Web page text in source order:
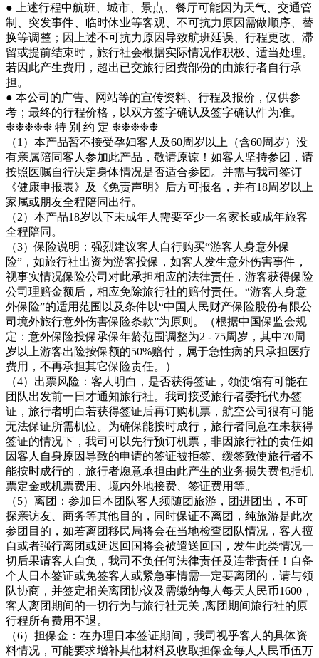
● 上述行程中航班、城市、景点、餐厅可能因为天气、交通管
制、突发事件、临时休业等客观、不可抗力原因需做顺序、替
换等调整；因上述不可抗力原因导致航班延误、行程更改、滞
留或提前结束时，旅行社会根据实际情况作积极、适当处理。
若因此产生费用，超出已交旅行团费部份的由旅行者自行承
担。
● 本公司的广告、网站等的宣传资料、行程及报价，仅供参
考；最终的行程价格，以双方签字确认及签字确认件为准。
❉❉❉❉❉ 特 别 约 定 ❉❉❉❉❉
（1）本产品暂不接受孕妇客人及60周岁以上（含60周岁）没
有亲属陪同客人参加此产品，敬请原谅！如客人坚持参团，请
按照医嘱自行决定身体情况是否适合参团。并需与我司签订
《健康申报表》及《免责声明》后方可报名，并有18周岁以上
家属或朋友全程陪同出行。
（2）本产品18岁以下未成年人需要至少一名家长或成年旅客
全程陪同。
（3）保险说明：强烈建议客人自行购买“游客人身意外保
险”，如旅行社出资为游客投保，如客人发生意外伤害事件，
视事实情况保险公司对此承担相应的法律责任，游客获得保险
公司理赔金额后，相应免除旅行社的赔付责任。“游客人身意
外保险”的适用范围以及条件以“中国人民财产保险股份有限公
司境外旅行意外伤害保险条款”为原则。（根据中国保监会规
定：意外保险投保承保年龄范围调整为2 - 75周岁，其中70周
岁以上游客出险按保额的50%赔付，属于急性病的只承担医疗
费用，不再承担其它保险责任。）
（4）出票风险：客人明白，是否获得签证，领使馆有可能在
团队出发前一日才通知旅行社。我司接受旅行者委托代办签
证，旅行者明白若获得签证后再订购机票，航空公司很有可能
无法保证所需机位。为确保能按时成行，旅行者同意在未获得
签证的情况下，我司可以先行预订机票，非因旅行社的责任如
因客人自身原因导致的申请的签证被拒签、缓签致使旅行者不
能按时成行的，旅行者愿意承担由此产生的业务损失费包括机
票定金或机票费用、境内外地接费、签证费用等。
（5）离团：参加日本团队客人须随团旅游，团进团出，不可
探亲访友、商务等其他目的，同时保证不离团，纯旅游是此次
参团目的，如若离团移民局将会在当地检查团队情况，客人擅
自或者强行离团或延迟回国将会被遣送回国，发生此类情况一
切后果请客人自负，我司不负任何法律责任及连带责任！自备
个人日本签证或免签客人或紧急事情需一定要离团的，请与领
队协商，并签定相关离团协议及需缴纳每人每天人民币1600，
客人离团期间的一切行为与旅行社无关 ,离团期间旅行社的原
行程所有费用不退。
（6）担保金：在办理日本签证期间，我司视乎客人的具体资
料情况，可能要求增补其他材料及收取担保金每人人民币伍万